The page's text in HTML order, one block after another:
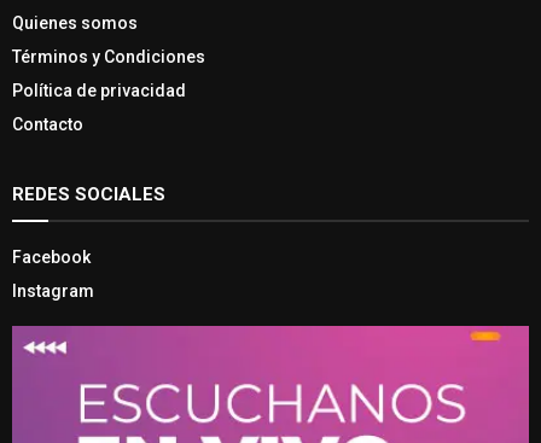
Quienes somos
Términos y Condiciones
Política de privacidad
Contacto
REDES SOCIALES
Facebook
Instagram